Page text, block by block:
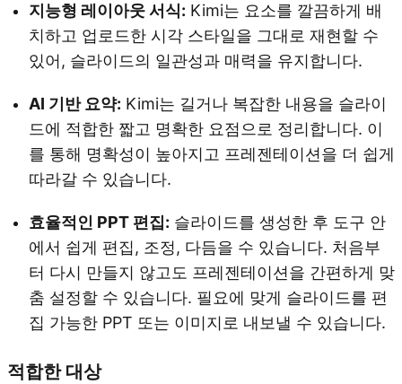
지능형 레이아웃 서식: Kimi는 요소를 깔끔하게 배
치하고 업로드한 시각 스타일을 그대로 재현할 수
있어, 슬라이드의 일관성과 매력을 유지합니다.
AI 기반 요약: Kimi는 길거나 복잡한 내용을 슬라이
드에 적합한 짧고 명확한 요점으로 정리합니다. 이
를 통해 명확성이 높아지고 프레젠테이션을 더 쉽게
따라갈 수 있습니다.
효율적인 PPT 편집: 슬라이드를 생성한 후 도구 안
에서 쉽게 편집, 조정, 다듬을 수 있습니다. 처음부
터 다시 만들지 않고도 프레젠테이션을 간편하게 맞
춤 설정할 수 있습니다. 필요에 맞게 슬라이드를 편
집 가능한 PPT 또는 이미지로 내보낼 수 있습니다.
적합한 대상